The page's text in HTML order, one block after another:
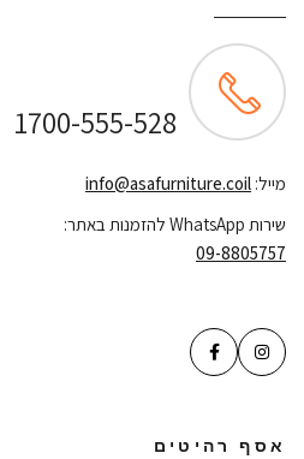
1700-555-528
מייל: info@asafurniture.coil
שירות WhatsApp להזמנות באתר:
09-8805757
אסף רהיטים